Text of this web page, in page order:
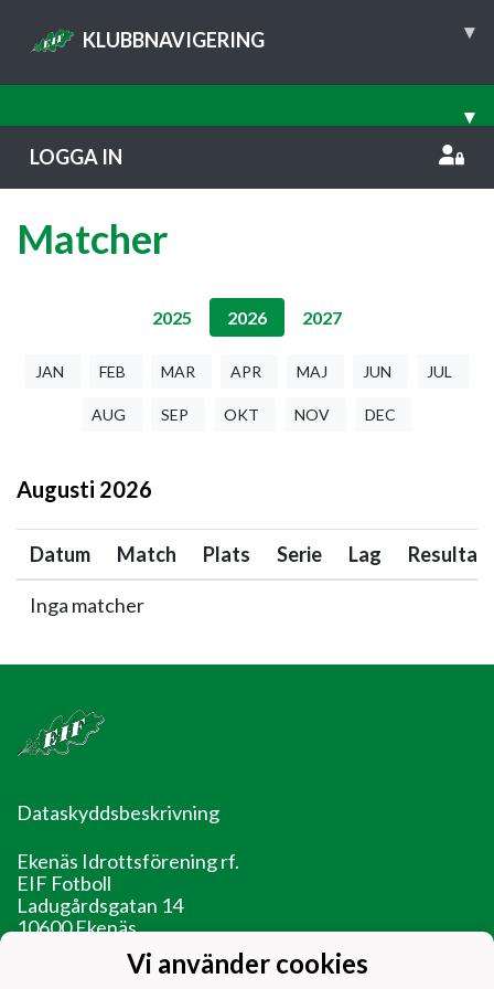
KLUBBNAVIGERING ▾
▾
LOGGA IN
Matcher
2025 2026 2027
JAN FEB MAR APR MAJ JUN JUL
AUG SEP OKT NOV DEC
Augusti 2026
Datum Match Plats Serie Lag Resultat
Inga matcher
Dataskyddsbeskrivning
Ekenäs Idrottsförening rf.
EIF Fotboll
Ladugårdsgatan 14
10600 Ekenäs
EIF - Laget före jaget!Vi använder cookies